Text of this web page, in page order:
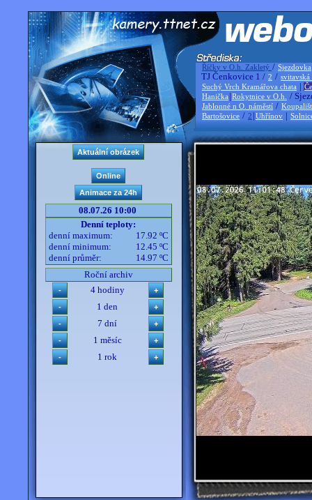
Říčky v O.h. Zakletý / Sjezdovka
TJ Čenkovice 1 / 2 / svitavská
Suchý Vrch Kramářova chata |
Hanička |Rokytnice v O.h. /
Jablonné n O. náměstí /
Bartošovice / 2 |Uhřínov |
08.07.26 10:00
Denní teploty:
denní maximum:
17.92 ºC
denní minimum:
12.45 ºC
denní průměr:
14.97 ºC
Roční archiv
4 hodiny
1 den
7 dní
1 měsíc
1 rok